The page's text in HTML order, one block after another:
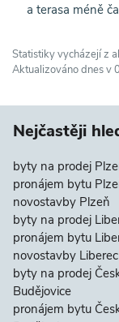
a terasa méně
Statistiky vycházejí z
Aktualizováno dnes v
Nejčastěji
byty na prodej
pronájem bytu
novostavby Plzeň
byty na prodej
pronájem bytu
novostavby Liberec
byty na prodej
Budějovice
pronájem bytu